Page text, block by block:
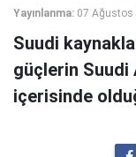
Yayınlanma: 07 Ağustos
Suudi
güçlerin Suudi
içerisinde